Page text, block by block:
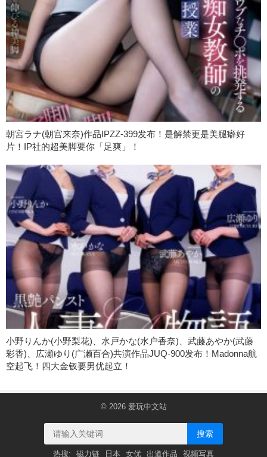
朝宮ラナ(朝宫来奈)作品IPZZ-399发布！是解禁更是美腿癖好
片！IP社的超美脚要你「足爽」！
小野りんか(小野梨花)、水戸かな(水户香奈)、武藤あやか(武藤
彩香)、広瀬ゆり(广濑百合)共演作品JUQ-900发布！Madonna航
空起飞！四大金钗要男优起立！
© 2026 爱玩中文站
搜索
热搜: 磁力链 日本 女优 出道作品 视频写真